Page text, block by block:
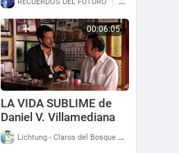
00:06:05
LA VIDA SUBLIME de
Daniel V. Villamediana
(Fragmento)
Lichtung - Claros del Bosque |